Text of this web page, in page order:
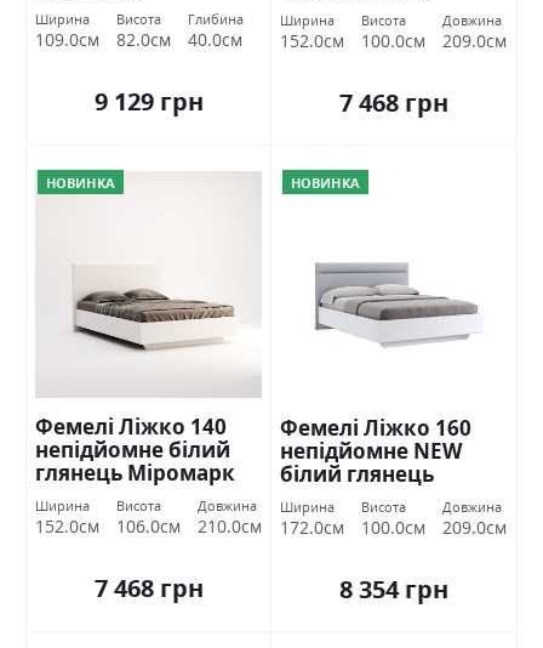
Ширина
109.0см
Висота
82.0см
Глибина
40.0см
9 129 грн
Міромарк
Ширина
152.0см
Висота
100.0см
Довжина
209.0см
7 468 грн
НОВИНКА
Фемелі Ліжко 140
непідйомне білий
глянець Міромарк
Ширина
152.0см
Висота
106.0см
Довжина
210.0см
7 468 грн
НОВИНКА
Фемелі Ліжко 160
непідйомне NEW
білий глянець
Міромарк
Ширина
172.0см
Висота
100.0см
Довжина
209.0см
8 354 грн